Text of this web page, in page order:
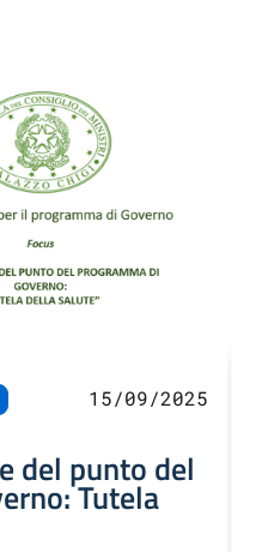
15/09/2025
del punto del
Tutela